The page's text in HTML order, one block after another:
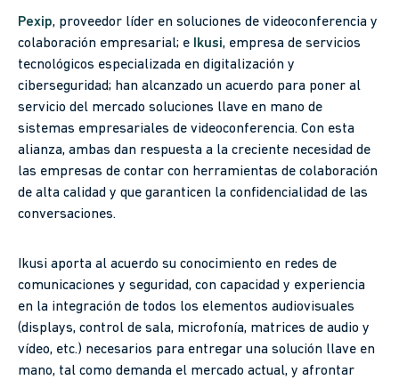
Pexip, proveedor líder en soluciones de videoconferencia y
colaboración empresarial; e Ikusi, empresa de servicios
tecnológicos especializada en digitalización y
ciberseguridad; han alcanzado un acuerdo para poner al
servicio del mercado soluciones llave en mano de
sistemas empresariales de videoconferencia. Con esta
alianza, ambas dan respuesta a la creciente necesidad de
las empresas de contar con herramientas de colaboración
de alta calidad y que garanticen la confidencialidad de las
conversaciones.
Ikusi aporta al acuerdo su conocimiento en redes de
comunicaciones y seguridad, con capacidad y experiencia
en la integración de todos los elementos audiovisuales
(displays, control de sala, microfonía, matrices de audio y
vídeo, etc.) necesarios para entregar una solución llave en
mano, tal como demanda el mercado actual, y afrontar